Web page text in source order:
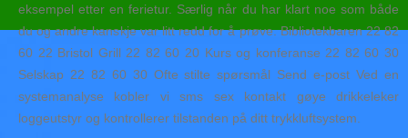
eksempel etter en ferietur. Særlig når du har klart noe som både
du og andre kanskje var litt redd for å prøve. Bibliotekbaren 22 82
60 22 Bristol Grill 22 82 60 20 Kurs og konferanse 22 82 60 30
Selskap 22 82 60 30 Ofte stilte spørsmål Send e-post Ved en
systemanalyse kobler vi sms sex kontakt gøye drikkeleker
loggeutstyr og kontrollerer tilstanden på ditt trykkluftsystem.